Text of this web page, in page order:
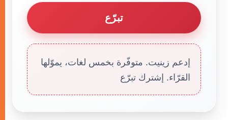
تبرّع
إدعم زينيت. متوفّرة بخمس لغات، يموّلها
القرّاء. إشترك تبرّع